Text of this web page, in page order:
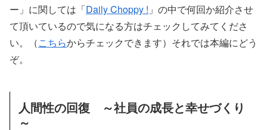
ー」に関しては「Daily Choppy ! 」の中で何回か紹介させ
て頂いているので気になる方はチェックしてみてくださ
い。（こちらからチェックできます）それでは本編にどう
ぞ。
人間性の回復 ～社員の成長と幸せづくり
～